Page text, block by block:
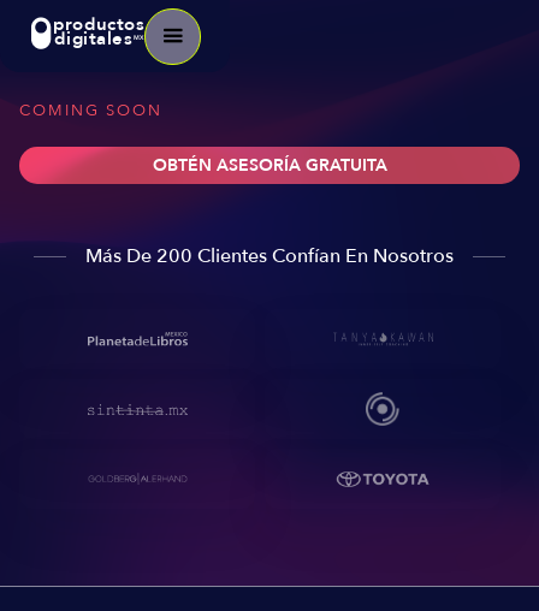
productos
digitalesMX
COMING SOON
OBTÉN ASESORÍA GRATUITA
Más De 200 Clientes Confían En Nosotros